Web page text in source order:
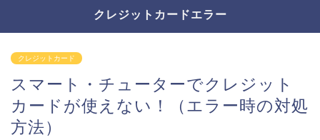
クレジットカードエラー
クレジットカード
スマート・チューターでクレジット
カードが使えない！（エラー時の対処
方法）